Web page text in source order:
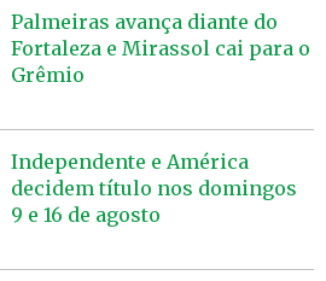
Palmeiras avança diante do
Fortaleza e Mirassol cai para o
Grêmio
Independente e América
decidem título nos domingos
9 e 16 de agosto